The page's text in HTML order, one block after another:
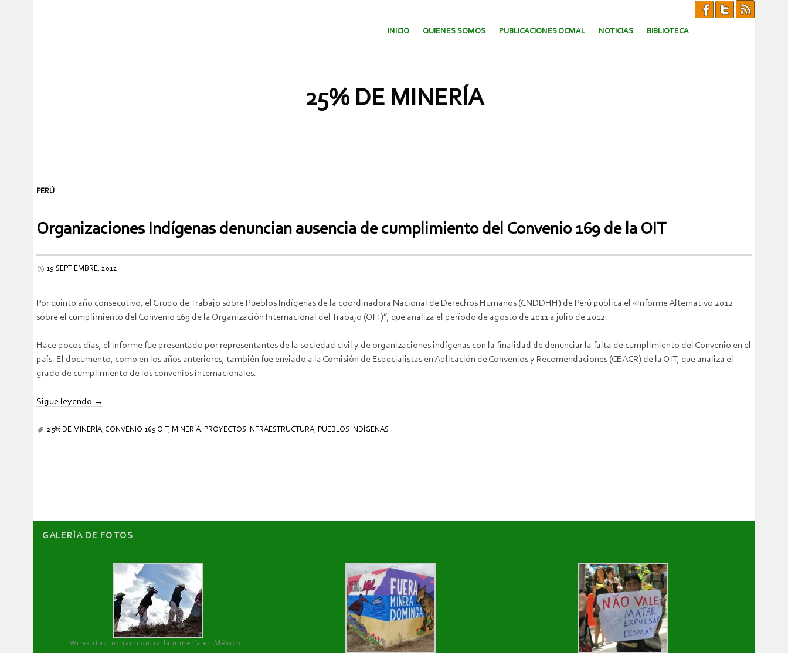
SALTAR AL CONTENIDO.
INICIO QUIENES SOMOS PUBLICACIONES OCMAL NOTICIAS BIBLIOTECA
25% DE MINERÍA
PERÚ
Organizaciones Indígenas denuncian ausencia de cumplimiento del Convenio 169 de la OIT
19 SEPTIEMBRE, 2012
Por quinto año consecutivo, el Grupo de Trabajo sobre Pueblos Indígenas de la coordinadora Nacional de Derechos Humanos (CNDDHH) de Perú publica el «Informe Alternativo 2012
sobre el cumplimiento del Convenio 169 de la Organización Internacional del Trabajo (OIT)”, que analiza el período de agosto de 2011 a julio de 2012.
Hace pocos días, el informe fue presentado por representantes de la sociedad civil y de organizaciones indígenas con la finalidad de denunciar la falta de cumplimiento del Convenio en el
país. El documento, como en los años anteriores, también fue enviado a la Comisión de Especialistas en Aplicación de Convenios y Recomendaciones (CEACR) de la OIT, que analiza el
grado de cumplimiento de los convenios internacionales.
Sigue leyendo →
25% DE MINERÍA, CONVENIO 169 OIT , MINERÍA, PROYECTOS INFRAESTRUCTURA, PUEBLOS INDÍGENAS
GALERÌA DE FOTOS
Wirakutas luchan contra la minería en México